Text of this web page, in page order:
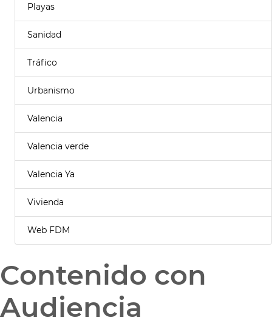
Playas
Sanidad
Tráfico
Urbanismo
Valencia
Valencia verde
Valencia Ya
Vivienda
Web FDM
Contenido con
Audiencia